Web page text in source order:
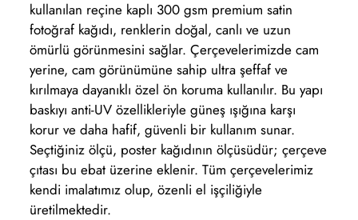
kullanılan reçine kaplı 300 gsm premium satin
fotoğraf kağıdı, renklerin doğal, canlı ve uzun
ömürlü görünmesini sağlar. Çerçevelerimizde cam
yerine, cam görünümüne sahip ultra şeffaf ve
kırılmaya dayanıklı özel ön koruma kullanılır. Bu yapı
baskıyı anti-UV özellikleriyle güneş ışığına karşı
korur ve daha hafif, güvenli bir kullanım sunar.
Seçtiğiniz ölçü, poster kağıdının ölçüsüdür; çerçeve
çıtası bu ebat üzerine eklenir. Tüm çerçevelerimiz
kendi imalatımız olup, özenli el işçiliğiyle
üretilmektedir.